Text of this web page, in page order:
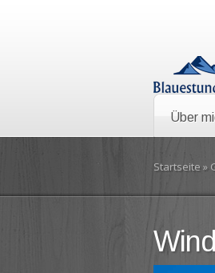
Über
Startseite »